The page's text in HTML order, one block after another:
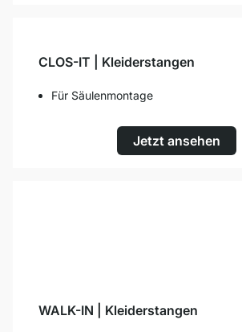
CLOS-IT | Kleiderstangen
Für Säulenmontage
Jetzt ansehen
WALK-IN | Kleiderstangen